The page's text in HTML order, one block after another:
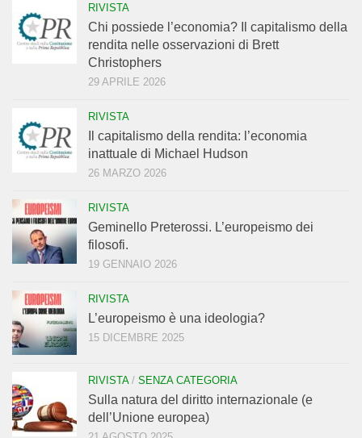
RIVISTA
Chi possiede l’economia? Il capitalismo della
rendita nelle osservazioni di Brett
Christophers
29 APRILE 2026
RIVISTA
Il capitalismo della rendita: l’economia
inattuale di Michael Hudson
26 MARZO 2026
RIVISTA
Geminello Preterossi. L’europeismo dei
filosofi.
19 GENNAIO 2026
RIVISTA
L’europeismo è una ideologia?
15 DICEMBRE 2025
RIVISTA/ SENZA CATEGORIA
Sulla natura del diritto internazionale (e
dell’Unione europea)